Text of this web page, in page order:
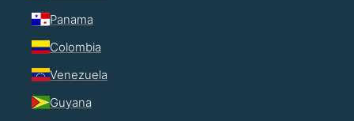
Panama
Colombia
Venezuela
Guyana